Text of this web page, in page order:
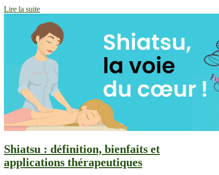
Lire la suite
Shiatsu : définition, bienfaits et
applications thérapeutiques